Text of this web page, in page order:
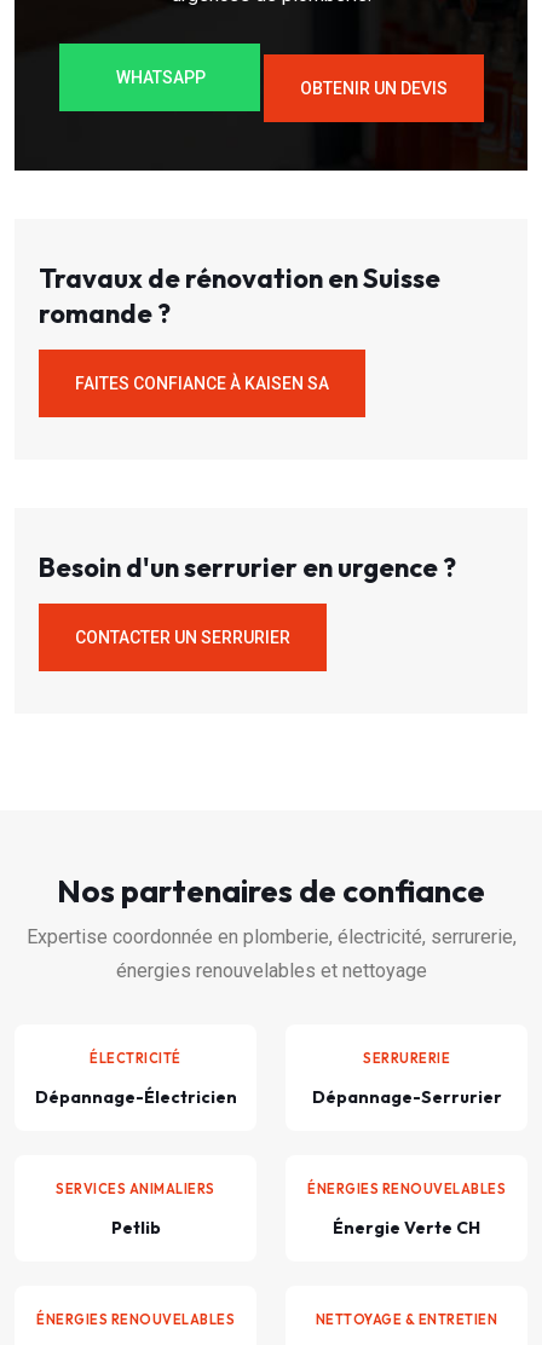
WHATSAPP
OBTENIR UN DEVIS
Travaux de rénovation en Suisse
romande ?
FAITES CONFIANCE À KAISEN SA
Besoin d'un serrurier en urgence ?
CONTACTER UN SERRURIER
Nos partenaires de confiance
Expertise coordonnée en plomberie, électricité, serrurerie,
énergies renouvelables et nettoyage
ÉLECTRICITÉ
Dépannage-Électricien
SERRURERIE
Dépannage-Serrurier
SERVICES ANIMALIERS
Petlib
ÉNERGIES RENOUVELABLES
Énergie Verte CH
ÉNERGIES RENOUVELABLES NETTOYAGE & ENTRETIEN